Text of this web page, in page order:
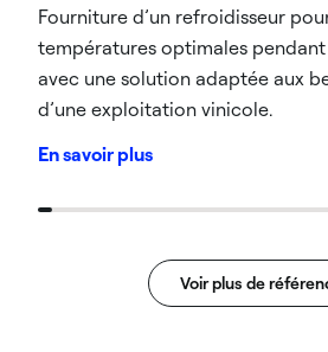
Fourniture d’un refroidisseur
températures optimales pendant
avec une solution adaptée aux
d’une exploitation vinicole.
En savoir plus
Voir plus de